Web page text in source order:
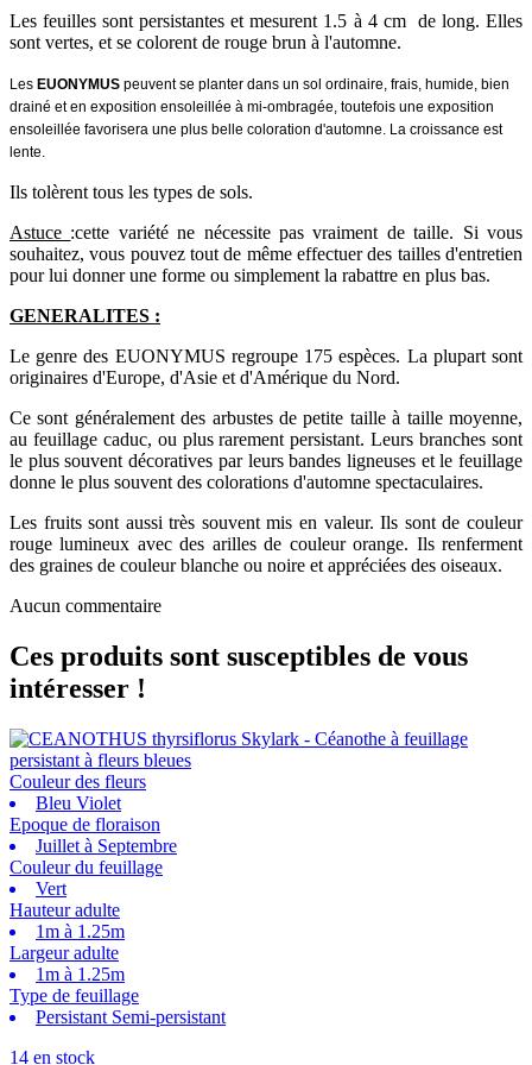
Les feuilles sont persistantes et mesurent 1.5 à 4 cm de long. Elles
sont vertes, et se colorent de rouge brun à l'automne.
Les EUONYMUS peuvent se planter dans un sol ordinaire, frais, humide, bien
drainé et en exposition ensoleillée à mi-ombragée, toutefois une exposition
ensoleillée favorisera une plus belle coloration d'automne. La croissance est
lente.
Ils tolèrent tous les types de sols.
Astuce :cette variété ne nécessite pas vraiment de taille. Si vous
souhaitez, vous pouvez tout de même effectuer des tailles d'entretien
pour lui donner une forme ou simplement la rabattre en plus bas.
GENERALITES :
Le genre des EUONYMUS regroupe 175 espèces. La plupart sont
originaires d'Europe, d'Asie et d'Amérique du Nord.
Ce sont généralement des arbustes de petite taille à taille moyenne,
au feuillage caduc, ou plus rarement persistant. Leurs branches sont
le plus souvent décoratives par leurs bandes ligneuses et le feuillage
donne le plus souvent des colorations d'automne spectaculaires.
Les fruits sont aussi très souvent mis en valeur. Ils sont de couleur
rouge lumineux avec des arilles de couleur orange. Ils renferment
des graines de couleur blanche ou noire et appréciées des oiseaux.
Aucun commentaire
Ces produits sont susceptibles de vous
intéresser !
Couleur des fleurs
Bleu Violet
Epoque de floraison
Juillet à Septembre
Couleur du feuillage
Vert
Hauteur adulte
1m à 1.25m
Largeur adulte
1m à 1.25m
Type de feuillage
Persistant Semi-persistant
14 en stock